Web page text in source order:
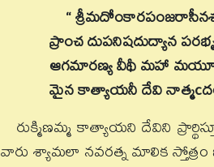
“
ప్రాంచ దుపనిషదుద్యాన
ఆగమారణ్య వీథీ మహా
మైన కాత్యాయనీ దేవి
రుక్మిణమ్మ కాత్యాయని దేవిని
వారు శ్యామలా నవరత్న మాలిక స్తోత్రం